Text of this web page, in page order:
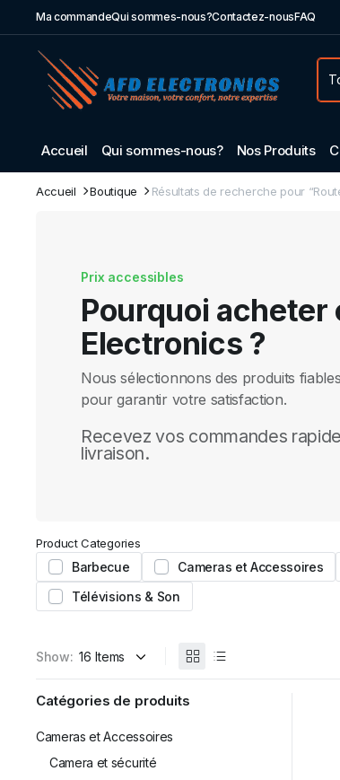
Ma commandeQui sommes-nous?Contactez-nousFAQ
Accueil Qui sommes-nous? Nos Produits
Accueil Boutique Résultats de recherche pour
Prix accessibles
Pourquoi acheter
Electronics ?
Nous sélectionnons des produits
pour garantir votre satisfaction.
Recevez vos commandes
livraison.
Product Categories
Barbecue Cameras et Accessoires
Télévisions & Son
Show:
Catégories de produits
Cameras et Accessoires
Camera et sécurité